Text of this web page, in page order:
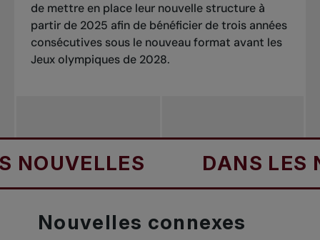
de mettre en place leur nouvelle structure à
partir de 2025 afin de bénéficier de trois années
consécutives sous le nouveau format avant les
Jeux olympiques de 2028.
DANS LES
Nouvelles connexes